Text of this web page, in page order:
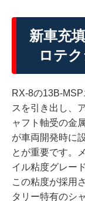
新車充
ロテ
RX-8の13B-
スを引き出し、
ャフト軸受の金
が車両開発時に
とが重要です。
イル粘度グレー
この粘度が採用
タリー特有のシ